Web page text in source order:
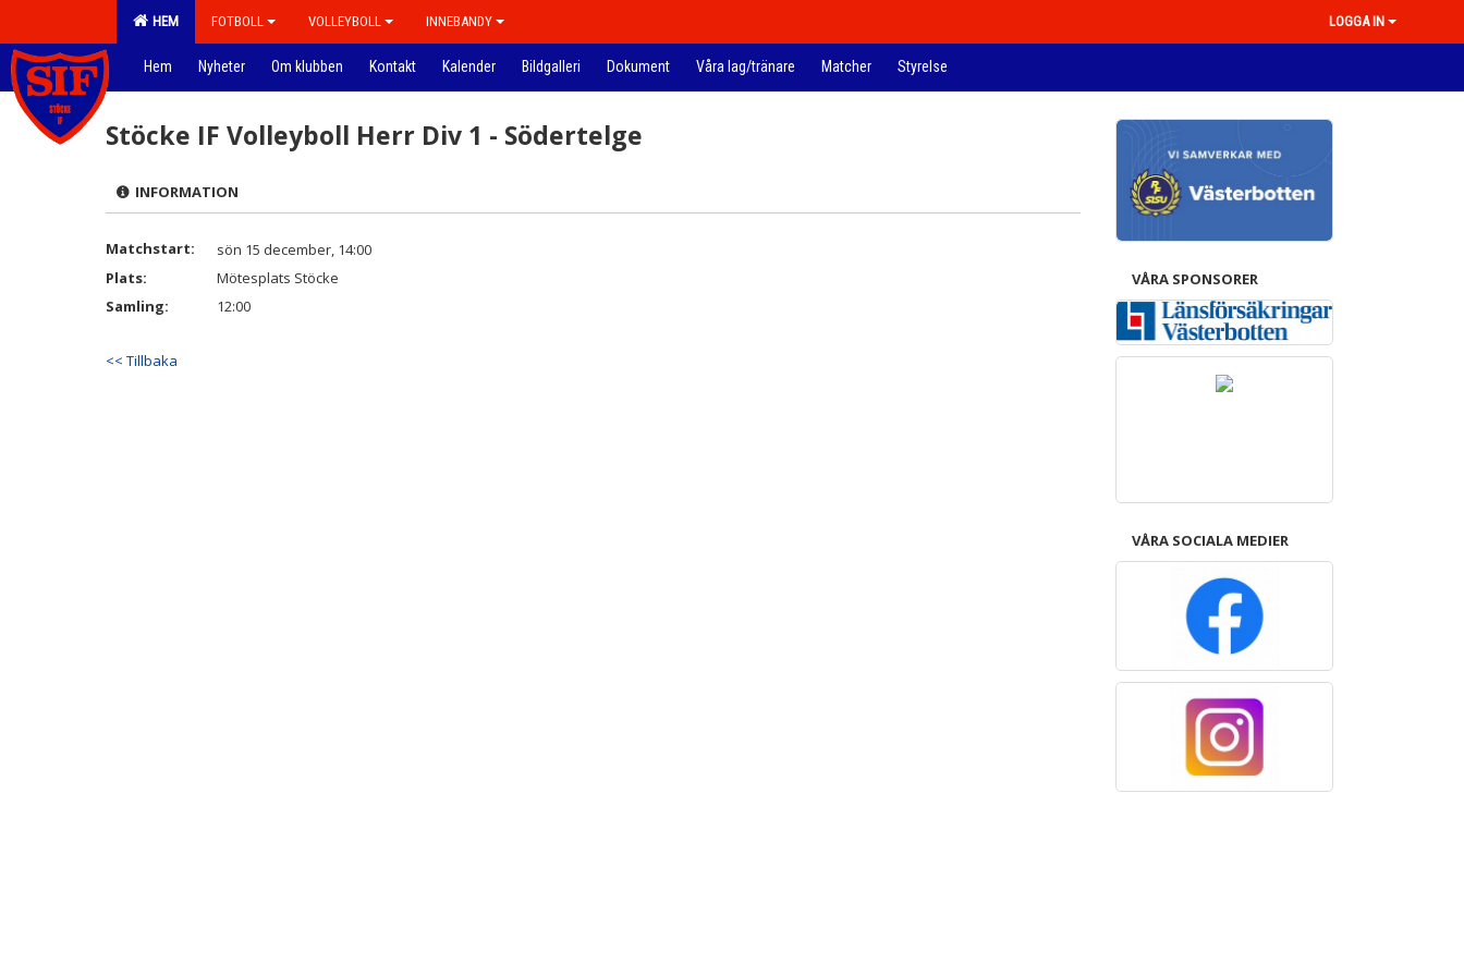
HEM FOTBOLL VOLLEYBOLL INNEBANDY LOGGA IN
Hem Nyheter Om klubben Kontakt Kalender Bildgalleri Dokument Våra lag/tränare Matcher Styrelse
Stöcke IF Volleyboll Herr Div 1 - Södertelge
INFORMATION
Matchstart:
sön 15 december, 14:00
Plats:
Mötesplats Stöcke
Samling:
12:00
<< Tillbaka
VÅRA SPONSORER
VÅRA SOCIALA MEDIER